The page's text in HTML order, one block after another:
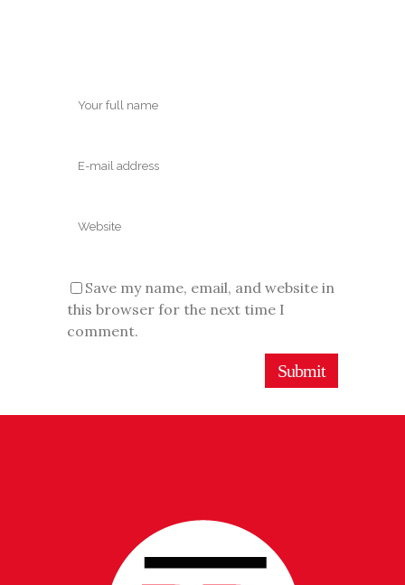
Save my name, email, and website in
this browser for the next time I
comment.